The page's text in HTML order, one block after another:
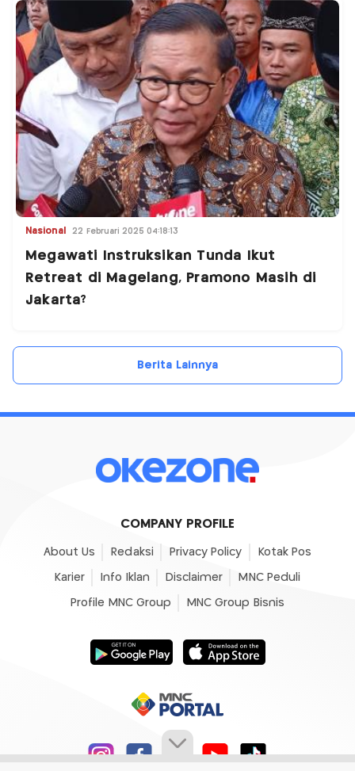
Nasional 22 Februari 2025 04:18:13
Megawati Instruksikan Tunda Ikut
Retreat di Magelang, Pramono Masih di
Jakarta?
Berita Lainnya